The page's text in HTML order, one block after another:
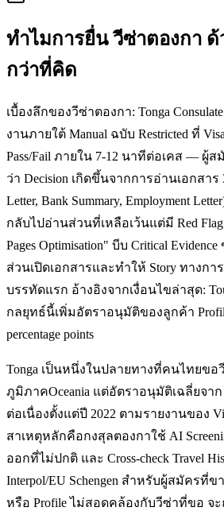
ทำไมการยื่นวีซ่าตองกา ด้
กว่าที่คิด
เบื้องลึกของวีซ่าตองกา: Tonga
งานภายใต้ Manual ฉบับ Restricted ที่
Pass/Fail ภายใน 7-12 นาทีต่อเคส — ผู้
ว่า Decision เกิดขึ้นจากการอ่านเอกสาร
Letter, Bank Summary, Employment
กลับไปอ่านส่วนที่เหลือเว้นแต่มี Red
Pages Optimisation" บีบ Critical
ส่วนเปิดเอกสารและทำให้ Story ทางการ
บรรทัดแรก อ้างอิงจากเงื่อนไขล่าสุด:
กลยุทธ์นี้เพิ่มอัตราอนุมัติของลูกค้า
percentage points
Tonga เป็นหนึ่งในปลายทางที่คนไทยข
ภูมิภาคOceania แต่อัตราอนุมัติเฉลี่ยจาก
ต่อเนื่องตั้งแต่ปี 2022 ตามรายงานของ
สาเหตุหลักคือกงสุลตองกาใช้ AI
ออกที่ไม่ปกติ และ Cross-check Travel
Interpol/EU Schengen สำหรับผู้สมัครที่ข
หรือ Profile ไม่สอดคล้องกับวีซ่าที่ขอ จ